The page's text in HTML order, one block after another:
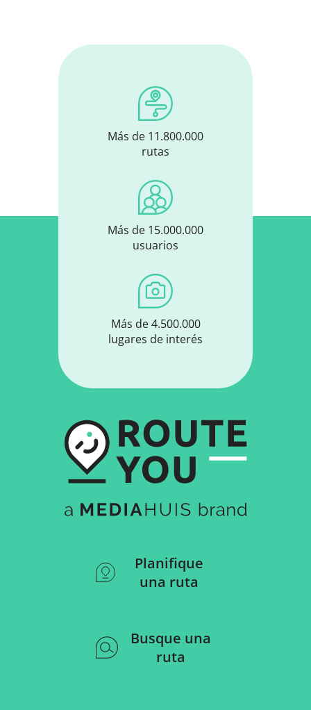
Más de 11.800.000
rutas
Más de 15.000.000
usuarios
Más de 4.500.000
lugares de interés
Planifique
una ruta
Busque una
ruta